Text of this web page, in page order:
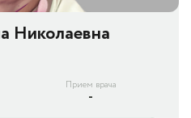
Николаевна
Прием врача
-